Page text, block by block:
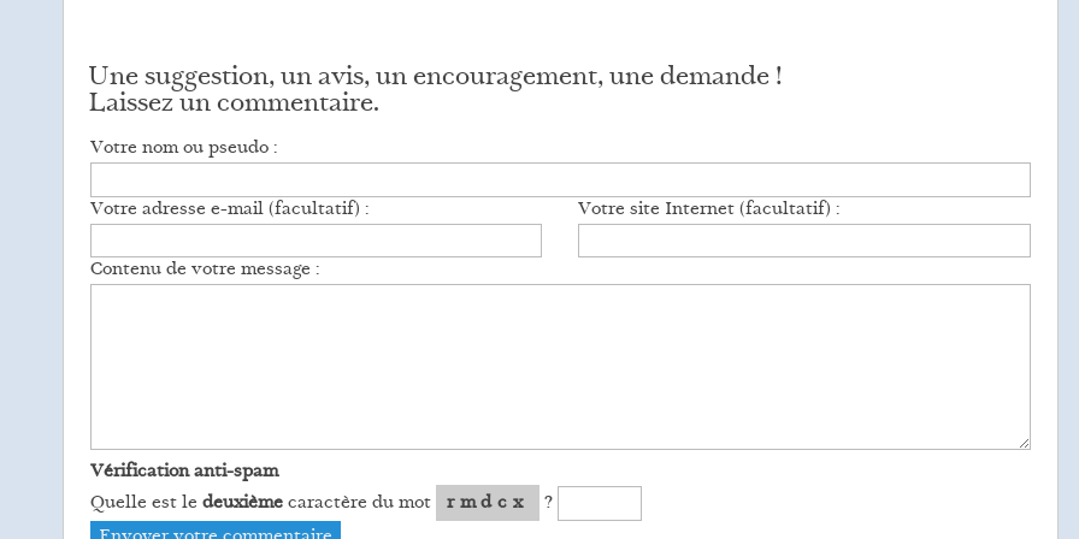
Une suggestion, un avis, un encouragement, une demande !
Laissez un commentaire.
Votre nom ou pseudo :
Votre adresse e-mail (facultatif) : Votre site Internet (facultatif) :
Contenu de votre message :
Vérification anti-spam
Quelle est le deuxièmecaractère du mot rmdcx ?